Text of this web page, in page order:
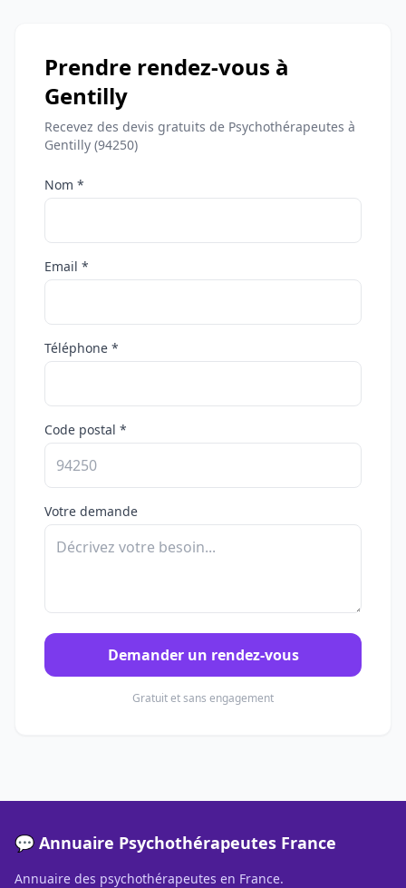
Prendre rendez-vous à
Gentilly
Recevez des devis gratuits de Psychothérapeutes à
Gentilly (94250)
Nom *
Email *
Téléphone *
Code postal *
Votre demande
Demander un rendez-vous
Gratuit et sans engagement
💬 Annuaire Psychothérapeutes France
Annuaire des psychothérapeutes en France.